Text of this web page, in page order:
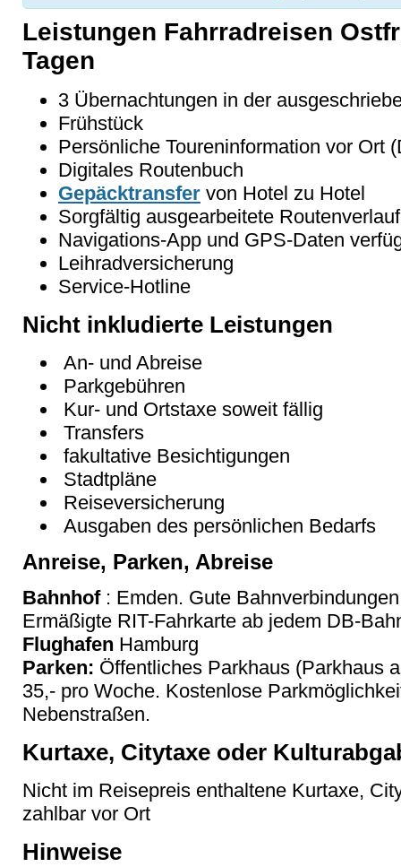
Leistungen Fahrradreisen
Tagen
3 Übernachtungen in der
Frühstück
Persönliche Toureninformation vor Ort
Digitales Routenbuch
Gepäcktransfer von Hotel zu Hotel
Sorgfältig ausgearbeitete Routenverlauf
Navigations-App und GPS-Daten
Leihradversicherung
Service-Hotline
Nicht inkludierte Leistungen
An- und Abreise
Parkgebühren
Kur- und Ortstaxe soweit fällig
Transfers
fakultative Besichtigungen
Stadtpläne
Reiseversicherung
Ausgaben des persönlichen Bedarfs
Anreise, Parken, Abreise
Bahnhof: Emden. Gute
Ermäßigte RIT-Fahrkarte ab jedem DB-
Flughafen Hamburg
Parken: Öffentliches Parkhaus (Parkhaus
35,- pro Woche. Kostenlose
Nebenstraßen.
Kurtaxe, Citytaxe oder
Nicht im Reisepreis enthaltene Kurtaxe,
zahlbar vor Ort
Hinweise